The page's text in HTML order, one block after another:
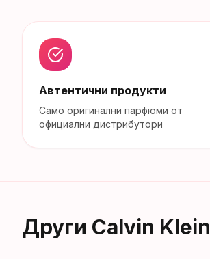
Автентични продукти
Само оригинални парфюми от
официални дистрибутори
Други Calvin Klein